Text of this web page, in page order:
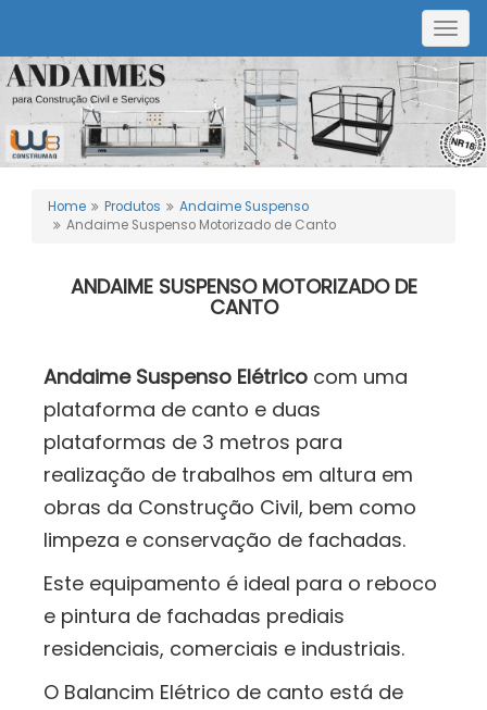
Home Produtos
Andaime Suspenso
Andaime Suspenso Motorizado de Canto
ANDAIME SUSPENSO MOTORIZADO DE
CANTO
Andaime Suspenso Elétrico com uma
plataforma de canto e duas
plataformas de 3 metros para
realização de trabalhos em altura em
obras da Construção Civil, bem como
limpeza e conservação de fachadas.
Este equipamento é ideal para o reboco
e pintura de fachadas prediais
residenciais, comerciais e industriais.
O Balancim Elétrico de canto está de